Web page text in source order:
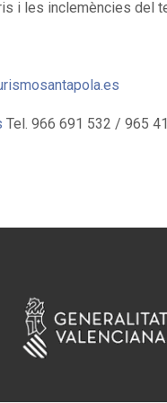
i les inclemències del
Tel. 966 691 532 / 965